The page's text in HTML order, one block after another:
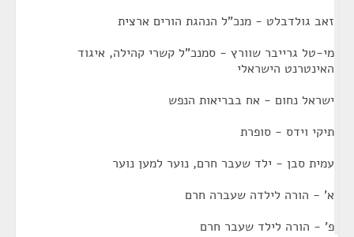
זאב גולדבלט - מנכ"ל הנהגת הורים ארצית
מי-טל גרייבר שוורץ - סמנכ"ל קשרי קהילה, איגוד
האינטרנט הישראלי
ישראל נחום - אח בבריאות הנפש
תיקי וידס - סופרת
עמית סבן - ילד שעבר חרם, נוער למען נוער
א' - הורה לילדה שעברה חרם
פ' - הורה לילד שעבר חרם